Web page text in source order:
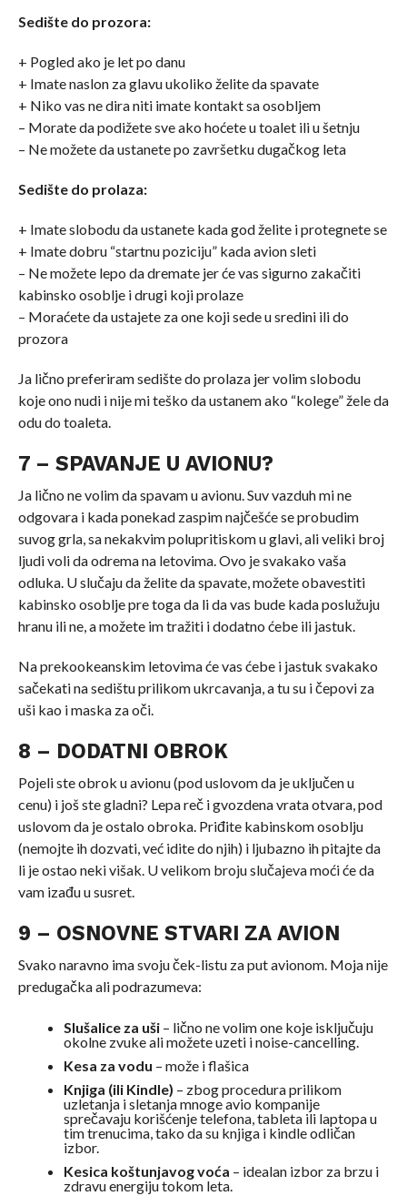
Sedište do prozora:
+ Pogled ako je let po danu
+ Imate naslon za glavu ukoliko želite da spavate
+ Niko vas ne dira niti imate kontakt sa osobljem
– Morate da podižete sve ako hoćete u toalet ili u šetnju
– Ne možete da ustanete po završetku dugačkog leta
Sedište do prolaza:
+ Imate slobodu da ustanete kada god želite i protegnete se
+ Imate dobru “startnu poziciju” kada avion sleti
– Ne možete lepo da dremate jer će vas sigurno zakačiti
kabinsko osoblje i drugi koji prolaze
– Moraćete da ustajete za one koji sede u sredini ili do
prozora
Ja lično preferiram sedište do prolaza jer volim slobodu
koje ono nudi i nije mi teško da ustanem ako “kolege” žele da
odu do toaleta.
7 – SPAVANJE U AVIONU?
Ja lično ne volim da spavam u avionu. Suv vazduh mi ne
odgovara i kada ponekad zaspim najčešće se probudim
suvog grla, sa nekakvim polupritiskom u glavi, ali veliki broj
ljudi voli da odrema na letovima. Ovo je svakako vaša
odluka. U slučaju da želite da spavate, možete obavestiti
kabinsko osoblje pre toga da li da vas bude kada poslužuju
hranu ili ne, a možete im tražiti i dodatno ćebe ili jastuk.
Na prekookeanskim letovima će vas ćebe i jastuk svakako
sačekati na sedištu prilikom ukrcavanja, a tu su i čepovi za
uši kao i maska za oči.
8 – DODATNI OBROK
Pojeli ste obrok u avionu (pod uslovom da je uključen u
cenu) i još ste gladni? Lepa reč i gvozdena vrata otvara, pod
uslovom da je ostalo obroka. Priđite kabinskom osoblju
(nemojte ih dozvati, već idite do njih) i ljubazno ih pitajte da
li je ostao neki višak. U velikom broju slučajeva moći će da
vam izađu u susret.
9 – OSNOVNE STVARI ZA AVION
Svako naravno ima svoju ček-listu za put avionom. Moja nije
predugačka ali podrazumeva:
Slušalice za uši– lično ne volim one koje isključuju
okolne zvuke ali možete uzeti i noise-cancelling.
Kesa za vodu – može i flašica
Knjiga (ili Kindle) – zbog procedura prilikom
uzletanja i sletanja mnoge avio kompanije
sprečavaju korišćenje telefona, tableta ili laptopa u
tim trenucima, tako da su knjiga i kindle odličan
izbor.
Kesica koštunjavog voća – idealan izbor za brzu i
zdravu energiju tokom leta.